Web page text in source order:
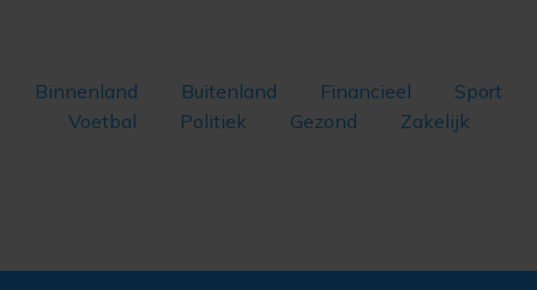
Binnenland Buitenland Financieel
Sport
Voetbal
Politiek Gezond Zakelijk